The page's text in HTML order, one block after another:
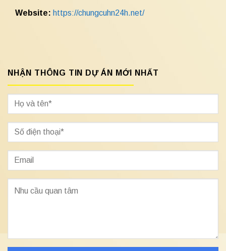
Website: https://chungcuhn24h.net/
NHẬN THÔNG TIN DỰ ÁN MỚI NHẤT